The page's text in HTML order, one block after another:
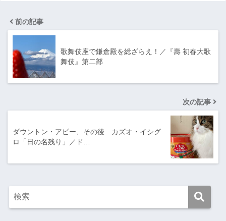
前の記事
歌舞伎座で鎌倉殿を総ざらえ！／『壽 初春大歌
舞伎』第二部
次の記事
ダウントン・アビー、その後 カズオ・イシグ
ロ「日の名残り」／ド…